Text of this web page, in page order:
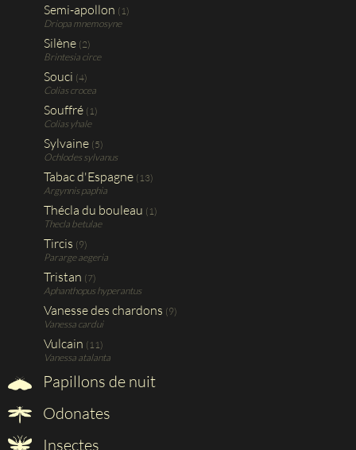
Semi-apollon (1)
Driopa mnemosyne
Silène (2)
Brintesia circe
Souci (4)
Colias crocea
Souffré (1)
Colias yhale
Sylvaine (5)
Ochlodes sylvanus
Tabac d'Espagne (13)
Argynnis paphia
Thécla du bouleau (1)
Thecla betulae
Tircis (9)
Pararge aegeria
Tristan (7)
Aphanthopus hyperantus
Vanesse des chardons (9)
Vanessa cardui
Vulcain (11)
Vanessa atalanta
Papillons de nuit
Odonates
Insectes